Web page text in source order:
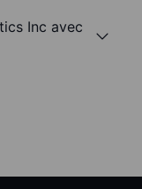
Inc avec